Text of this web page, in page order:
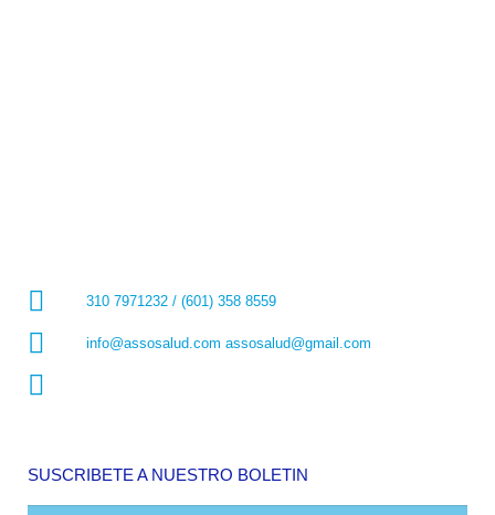
310 7971232 / (601) 358 8559
info@assosalud.com assosalud@gmail.com
SUSCRIBETE A NUESTRO BOLETIN